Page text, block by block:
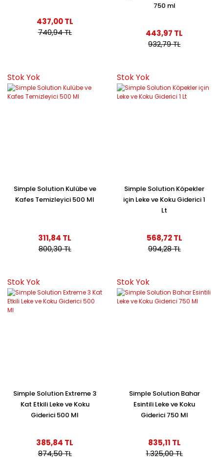
437,00 TL
740,94 TL
750 ml
443,97 TL
932,79 TL
Stok Yok
Simple Solution Kulübe ve
Kafes Temizleyici 500 Ml
311,84 TL
800,30 TL
Stok Yok
Simple Solution Köpekler
için Leke ve Koku Giderici 1
Lt
568,72 TL
994,28 TL
Stok Yok
Simple Solution Extreme 3
Kat Etkili Leke ve Koku
Giderici 500 Ml
385,84 TL
874,50 TL
Stok Yok
Simple Solution Bahar
Esintili Leke ve Koku
Giderici 750 Ml
835,11 TL
1.325,00 TL